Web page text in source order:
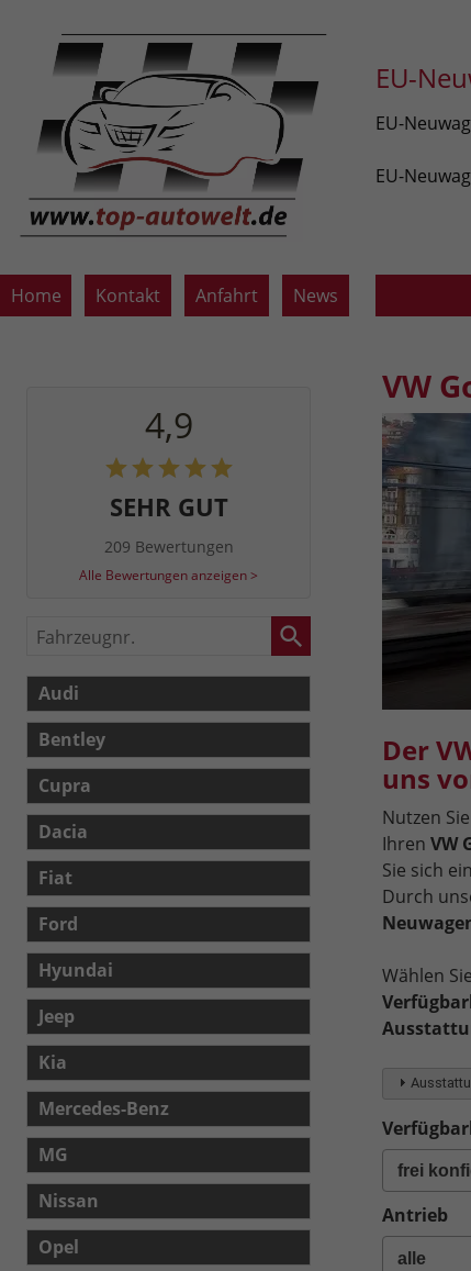
EU-
EU-
EU-
Home Kontakt Anfahrt News
VW
Der
uns
Nutzen
Ihren VW
Sie sich
Durch
Wählen
Antrieb
4,9
SEHR GUT
209 Bewertungen
Alle Bewertungen anzeigen >
Fahrzeugnr.
Audi
Bentley
Cupra
Dacia
Fiat
Ford
Hyundai
Jeep
Kia
Mercedes-Benz
MG
Nissan
Opel